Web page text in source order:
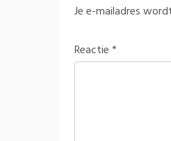
Je e-mailadres
Reactie*